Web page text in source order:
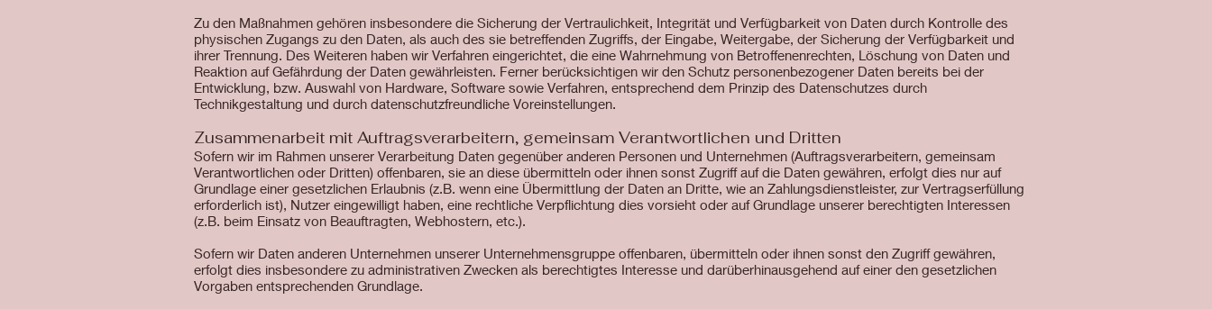
Zu den Maßnahmen gehören insbesondere die Sicherung der Vertraulichkeit, Integrität und Verfügbarkeit von Daten durch Kontrolle des
physischen Zugangs zu den Daten, als auch des sie betreffenden Zugriffs, der Eingabe, Weitergabe, der Sicherung der Verfügbarkeit und
ihrer Trennung. Des Weiteren haben wir Verfahren eingerichtet, die eine Wahrnehmung von Betroffenenrechten, Löschung von Daten und
Reaktion auf Gefährdung der Daten gewährleisten. Ferner berücksichtigen wir den Schutz personenbezogener Daten bereits bei der
Entwicklung, bzw. Auswahl von Hardware, Software sowie Verfahren, entsprechend dem Prinzip des Datenschutzes durch
Technikgestaltung und durch datenschutzfreundliche Voreinstellungen.
Zusammenarbeit mit Auftragsverarbeitern, gemeinsam Verantwortlichen und Dritten
Sofern wir im Rahmen unserer Verarbeitung Daten gegenüber anderen Personen und Unternehmen (Auftragsverarbeitern, gemeinsam
Verantwortlichen oder Dritten) offenbaren, sie an diese übermitteln oder ihnen sonst Zugriff auf die Daten gewähren, erfolgt dies nur auf
Grundlage einer gesetzlichen Erlaubnis (z.B. wenn eine Übermittlung der Daten an Dritte, wie an Zahlungsdienstleister, zur Vertragserfüllung
erforderlich ist), Nutzer eingewilligt haben, eine rechtliche Verpflichtung dies vorsieht oder auf Grundlage unserer berechtigten Interessen
(z.B. beim Einsatz von Beauftragten, Webhostern, etc.).
Sofern wir Daten anderen Unternehmen unserer Unternehmensgruppe offenbaren, übermitteln oder ihnen sonst den Zugriff gewähren,
erfolgt dies insbesondere zu administrativen Zwecken als berechtigtes Interesse und darüberhinausgehend auf einer den gesetzlichen
Vorgaben entsprechenden Grundlage.